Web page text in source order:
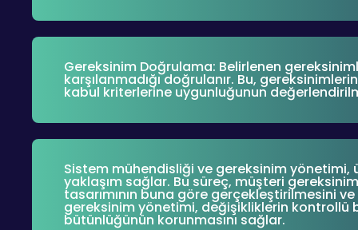
Gereksinim Doğrulama: Belirlenen
karşılanmadığı doğrulanır. Bu,
kabul kriterlerine uygunluğunun
Sistem mühendisliği ve gereksinim
yaklaşım sağlar. Bu süreç, müşteri
tasarımının buna göre gerçekleştirilmesini
gereksinim yönetimi, değişikliklerin kontrollü
bütünlüğünün korunmasını sağlar.